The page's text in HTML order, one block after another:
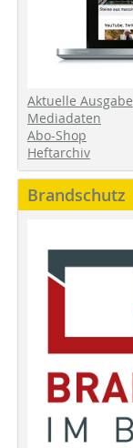
Aktuelle Ausgabe
Mediadaten
Abo-Shop
Heftarchiv
Brandschutz